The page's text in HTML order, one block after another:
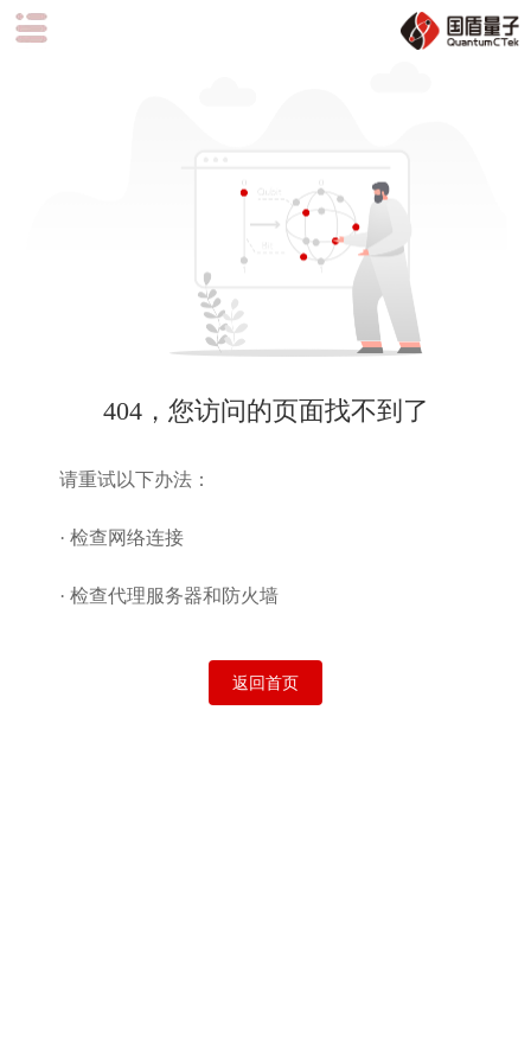
404，您访问的页面找不到了
请重试以下办法：
· 检查网络连接
· 检查代理服务器和防火墙
返回首页